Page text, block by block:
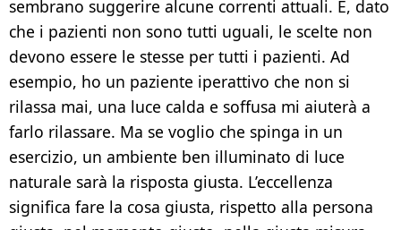
sembrano suggerire alcune correnti attuali. E, dato
che i pazienti non sono tutti uguali, le scelte non
devono essere le stesse per tutti i pazienti. Ad
esempio, ho un paziente iperattivo che non si
rilassa mai, una luce calda e soffusa mi aiuterà a
farlo rilassare. Ma se voglio che spinga in un
esercizio, un ambiente ben illuminato di luce
naturale sarà la risposta giusta. L’eccellenza
significa fare la cosa giusta, rispetto alla persona